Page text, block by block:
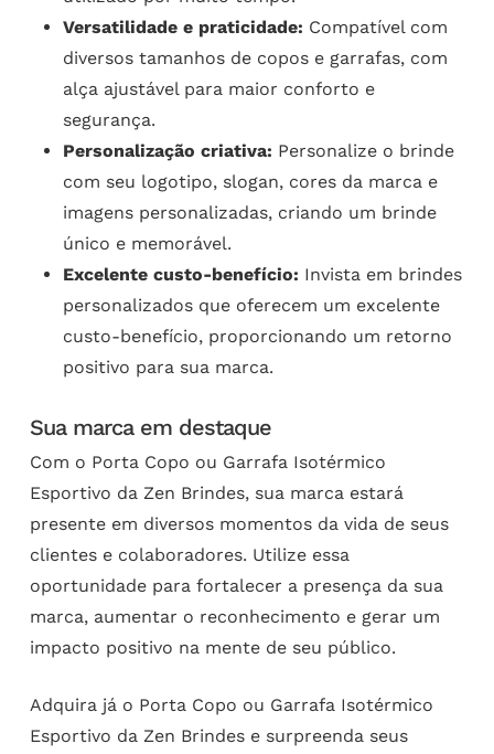
Versatilidade e praticidade: Compatível com
diversos tamanhos de copos e garrafas, com
alça ajustável para maior conforto e
segurança.
Personalização criativa: Personalize o brinde
com seu logotipo, slogan, cores da marca e
imagens personalizadas, criando um brinde
único e memorável.
Excelente custo-benefício: Invista em brindes
personalizados que oferecem um excelente
custo-benefício, proporcionando um retorno
positivo para sua marca.
Sua marca em destaque
Com o Porta Copo ou Garrafa Isotérmico
Esportivo da Zen Brindes, sua marca estará
presente em diversos momentos da vida de seus
clientes e colaboradores. Utilize essa
oportunidade para fortalecer a presença da sua
marca, aumentar o reconhecimento e gerar um
impacto positivo na mente de seu público.
Adquira já o Porta Copo ou Garrafa Isotérmico
Esportivo da Zen Brindes e surpreenda seus